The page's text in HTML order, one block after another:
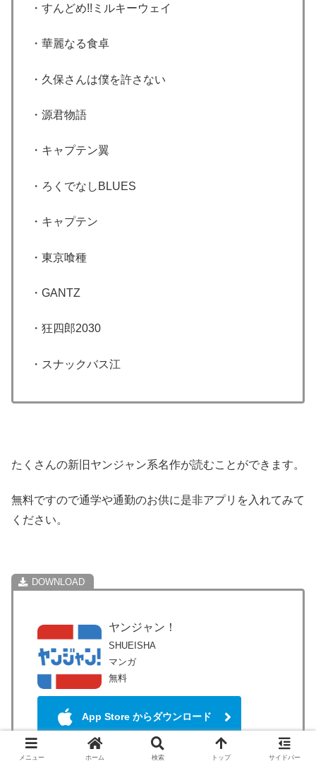
・すんどめ!!ミルキーウェイ
・華麗なる食卓
・久保さんは僕を許さない
・源君物語
・キャプテン翼
・ろくでなしBLUES
・キャプテン
・東京喰種
・GANTZ
・狂四郎2030
・スナックバス江
たくさんの新旧ヤンジャン系名作が読むことができます。
無料ですので通学や通勤のお供に是非アプリを入れてみて
ください。
ヤンジャン！
SHUEISHA
マンガ
無料
App Store からダウンロード
メニュー ホーム 検索 トップ サイドバー